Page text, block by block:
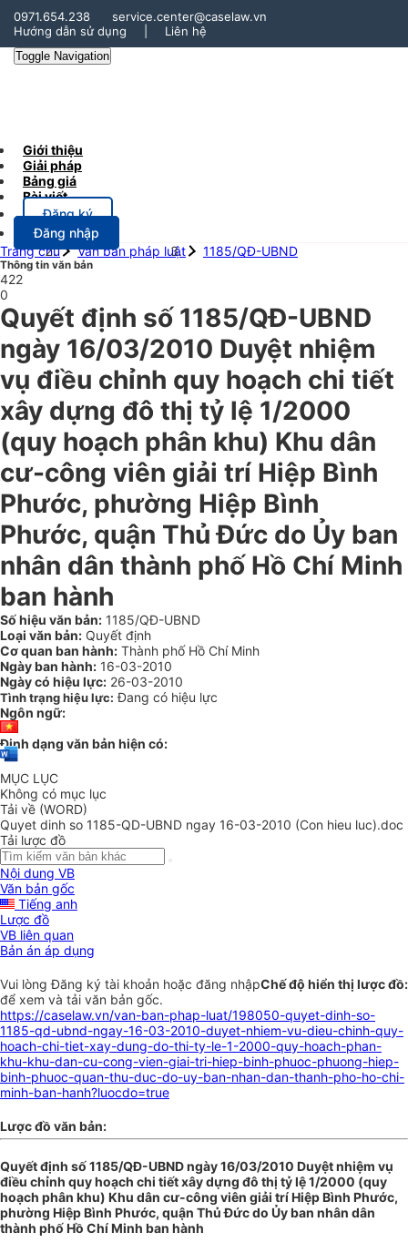
0971.654.238
service.center@caselaw.vn
Hướng dẫn sử dụng
Liên hệ
Toggle Navigation
Giới thiệu
Giải pháp
Bảng giá
Bài viết
Đăng ký
Đăng nhập
Trang chủ
Văn bản pháp luật 1185/QĐ-UBND
Thông tin văn bản
422
0
Quyết định số 1185/QĐ-UBND
ngày 16/03/2010 Duyệt nhiệm
vụ điều chỉnh quy hoạch chi tiết
xây dựng đô thị tỷ lệ 1/2000
(quy hoạch phân khu) Khu dân
cư-công viên giải trí Hiệp Bình
Phước, phường Hiệp Bình
Phước, quận Thủ Đức do Ủy ban
nhân dân thành phố Hồ Chí Minh
ban hành
Số hiệu văn bản: 1185/QĐ-UBND
Loại văn bản: Quyết định
Cơ quan ban hành: Thành phố Hồ Chí Minh
Ngày ban hành: 16-03-2010
Ngày có hiệu lực: 26-03-2010
Tình trạng hiệu lực: Đang có hiệu lực
Ngôn ngữ:
Định dạng văn bản hiện có:
MỤC LỤC
Không có mục lục
Tải về (WORD)
Quyet dinh so 1185-QD-UBND ngay 16-03-2010 (Con hieu luc).doc
Tải lược đồ
Nội dung VB
Văn bản gốc
Tiếng anh
Lược đồ
VB liên quan
Bản án áp dụng
Chế độ hiển thị lược đồ:
Vui lòngĐăng ký tài khoản hoặc đăng nhập
để xem và tải văn bản gốc.
https://caselaw.vn/van-ban-phap-luat/198050-quyet-dinh-so-
1185-qd-ubnd-ngay-16-03-2010-duyet-nhiem-vu-dieu-chinh-quy-
hoach-chi-tiet-xay-dung-do-thi-ty-le-1-2000-quy-hoach-phan-
khu-khu-dan-cu-cong-vien-giai-tri-hiep-binh-phuoc-phuong-hiep-
binh-phuoc-quan-thu-duc-do-uy-ban-nhan-dan-thanh-pho-ho-chi-
minh-ban-hanh?luocdo=true
Lược đồ văn bản:
Quyết định số 1185/QĐ-UBND ngày 16/03/2010 Duyệt nhiệm vụ
điều chỉnh quy hoạch chi tiết xây dựng đô thị tỷ lệ 1/2000 (quy
hoạch phân khu) Khu dân cư-công viên giải trí Hiệp Bình Phước,
phường Hiệp Bình Phước, quận Thủ Đức do Ủy ban nhân dân
thành phố Hồ Chí Minh ban hành